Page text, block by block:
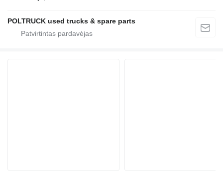
POLTRUCK used trucks & spare parts